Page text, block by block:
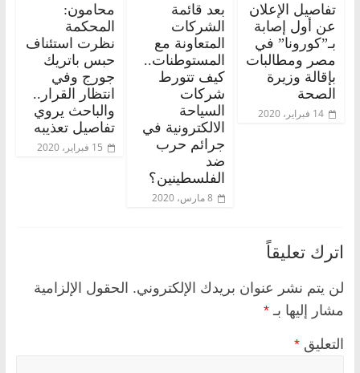
تفاصيل الإعلان
عن أول إصابة
بـ”كورونا” في
مصر ومطالبات
بإقالة وزيرة
الصحة
14 فبراير، 2020
بعد قائمة
الشركات
المتعاونة مع
المستوطنات..
كيف تتورط
شركات
السياحة
الالكترونية في
جرائم حرب
ضد
الفلسطينين؟
8 مارس، 2020
محامون:
المحكمة
نظرت استئناف
حبس باتريك
جورج وفي
انتظار القرار..
والباحث يروي
تفاصيل تعذيبه
15 فبراير، 2020
اترك تعليقاً
لن يتم نشر عنوان بريدك الإلكتروني. الحقول الإلزامية
مشار إليها بـ *
التعليق *